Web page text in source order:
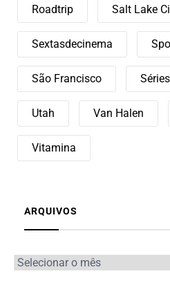
Roadtrip Salt Lake
Sextasdecinema
São Francisco Séries
Utah Van Halen
Vitamina
ARQUIVOS